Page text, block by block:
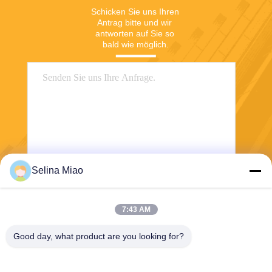
Schicken Sie uns Ihren
Antrag bitte und wir
antworten auf Sie so
bald wie möglich.
Senden Sie
Selina Miao
7:43 AM
Good day, what product are you looking for?